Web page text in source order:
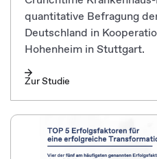
quantitative Befragung
Deutschland in
Hohenheim in Stuttgart.
Zur Studie